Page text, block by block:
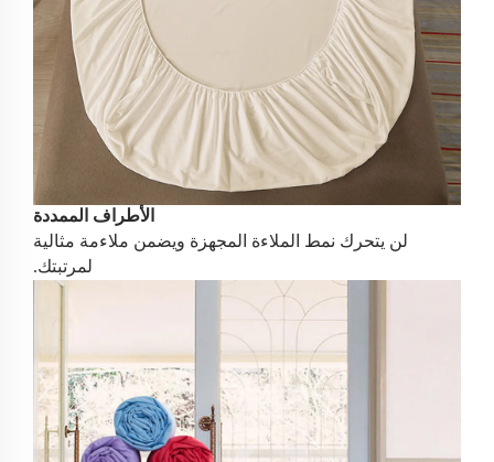
الأطراف الممددة
لن يتحرك نمط الملاءة المجهزة ويضمن ملاءمة مثالية
لمرتبتك.